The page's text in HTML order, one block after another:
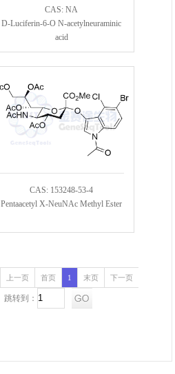
CAS: NA
D-Luciferin-6-O N-acetylneuraminic
acid
CAS: 153248-53-4
Pentaacetyl X-NeuNAc Methyl Ester
上一页 首页 1 末页 下一页
跳转到：